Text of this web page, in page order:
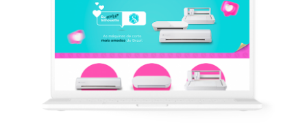
Léia Pastori